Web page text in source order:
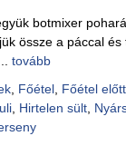
botmixer
össze a páccal
tovább
, Főétel, Főétel előtt,
, Hirtelen sült,